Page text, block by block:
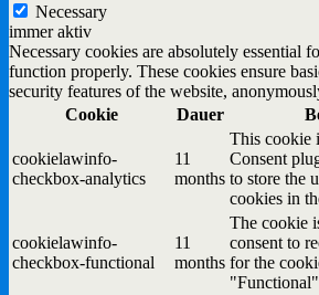
Necessary
immer aktiv
Necessary cookies are absolutely essential
function properly. These cookies ensure
security features of the website,
Cookie
Dauer
cookielawinfo-
checkbox-analytics
11
months
This cookie
Consent
to store the
cookies in
cookielawinfo-
checkbox-functional
11
months
The cookie
consent to
for the